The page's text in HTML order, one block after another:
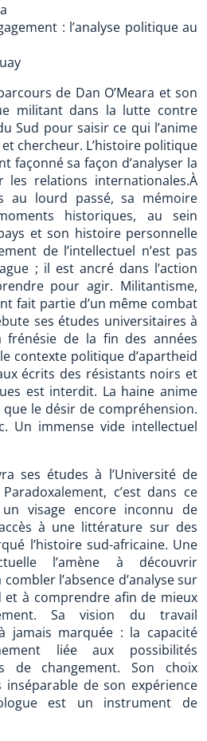
: l’analyse politique au
de Dan O’Meara et son
militant dans la lutte contre
Sud pour saisir ce qui l’anime
chercheur. L’histoire politique
façonné sa façon d’analyser la
relations internationales.À
au lourd passé, sa mémoire
historiques, au sein
et son histoire personnelle
de l’intellectuel n’est pas
; il est ancré dans l’action
pour agir. Militantisme,
fait partie d’un même combat
ses études universitaires à
frénésie de la fin des années
contexte politique d’apartheid
écrits des résistants noirs et
est interdit. La haine anime
le désir de compréhension.
Un immense vide intellectuel
ses études à l’Université de
c’est dans ce
visage encore inconnu de
à une littérature sur des
l’histoire sud-africaine. Une
l’amène à découvrir
l’absence d’analyse sur
et à comprendre afin de mieux
Sa vision du travail
jamais marquée : la capacité
liée aux possibilités
de changement. Son choix
de son expérience
est un instrument de